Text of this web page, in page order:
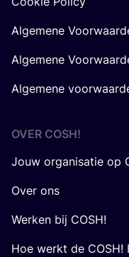
Algemene
Algemene
Algemene
OVER COSH!
Jouw organisatie op
Over ons
Werken bij COSH!
Hoe werkt de COSH!